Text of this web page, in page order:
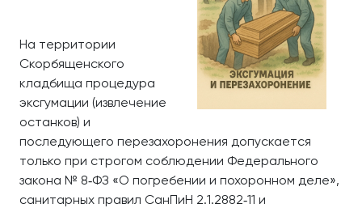
На территории
Скорбященского
кладбища процедура
эксгумации (извлечение
останков) и
последующего перезахоронения допускается
только при строгом соблюдении Федерального
закона № 8‑ФЗ «О погребении и похоронном деле»,
санитарных правил СанПиН 2.1.2882‑11 и